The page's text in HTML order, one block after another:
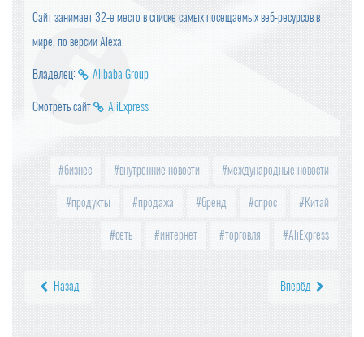
Сайт занимает 32-е место в списке самых посещаемых веб-ресурсов в
мире, по версии Alexa.
Владелец: Alibaba Group
Смотреть сайт AliExpress
бизнес внутренние новости международные новости
продукты продажа бренд спрос Китай
сеть интернет торговля AliExpress
Назад Вперёд